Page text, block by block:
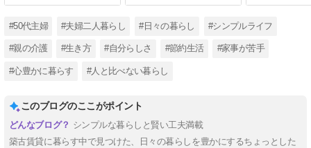
#50代主婦 #夫婦二人暮らし #日々の暮らし #シンプルライフ
#親の介護 #生き方 #自分らしさ #節約生活 #家事が苦手
#心豊かに暮らす #人と比べない暮らし
このブログのここがポイント
シンプルな暮らしと賢い工夫満載
築古賃貸に暮らす中で見つけた、日々の暮らしを豊かにするちょっとした